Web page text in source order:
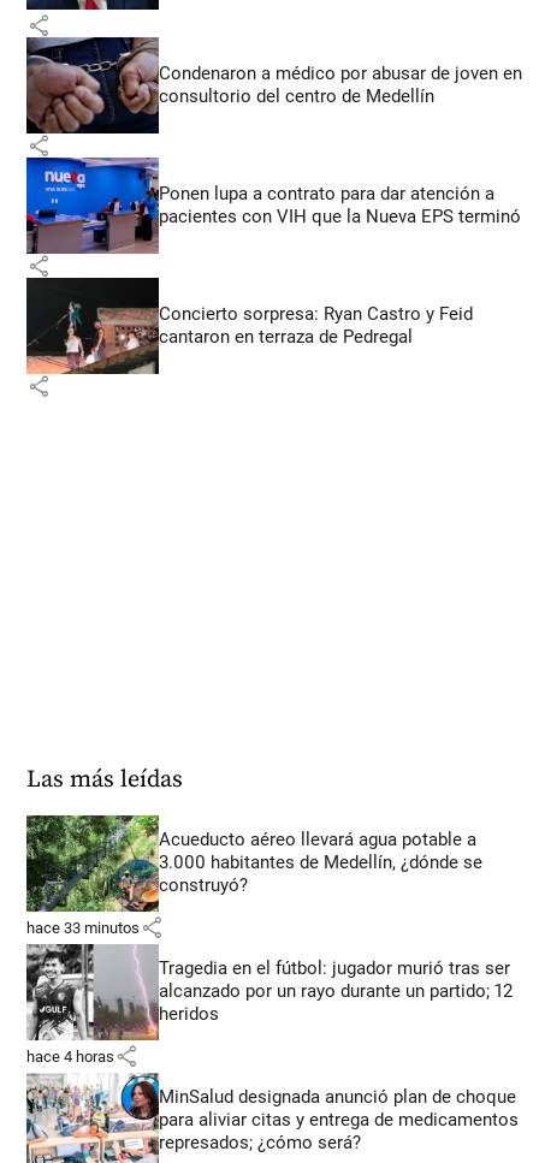
share
Condenaron a médico por abusar de joven en
consultorio del centro de Medellín
share
Ponen lupa a contrato para dar atención a
pacientes con VIH que la Nueva EPS terminó
share
Concierto sorpresa: Ryan Castro y Feid
cantaron en terraza de Pedregal
share
Las más leídas
Acueducto aéreo llevará agua potable a
3.000 habitantes de Medellín, ¿dónde se
construyó?
hace 33 minutos share
Tragedia en el fútbol: jugador murió tras ser
alcanzado por un rayo durante un partido; 12
heridos
hace 4 horas share
MinSalud designada anunció plan de choque
para aliviar citas y entrega de medicamentos
represados; ¿cómo será?